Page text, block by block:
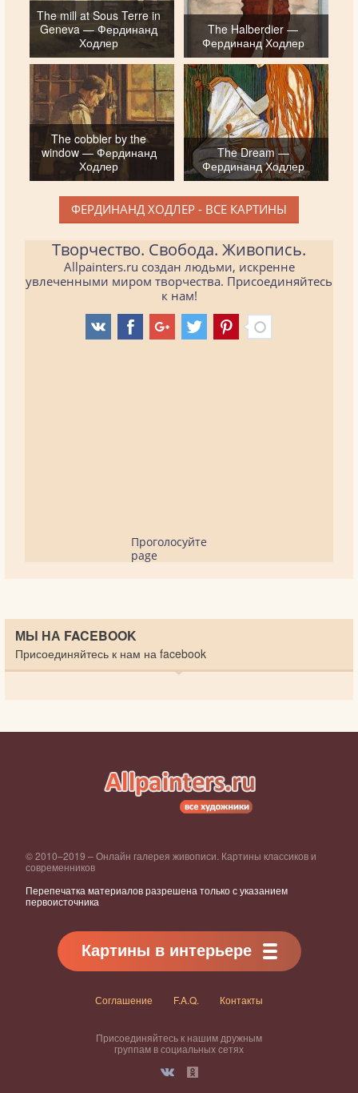
The mill at Sous Terre in
Geneva — Фердинанд
Ходлер
The Halberdier —
Фердинанд Ходлер
The cobbler by the
window — Фердинанд
Ходлер
The Dream —
Фердинанд Ходлер
ФЕРДИНАНД ХОДЛЕР - ВСЕ КАРТИНЫ
Творчество. Свобода. Живопись.
Allpainters.ru создан людьми, искренне
увлеченными миром творчества. Присоединяйтесь
к нам!
Проголосуйте
page
МЫ НА FACEBOOK
Присоединяйтесь к нам на facebook
© 2010–2019 – Онлайн галерея живописи. Картины классиков и
современников
Перепечатка материалов разрешена только с указанием
первоисточника
Картины в интерьере
Соглашение F.A.Q. Контакты
Присоединяйтесь к нашим дружным
группам в социальных сетях